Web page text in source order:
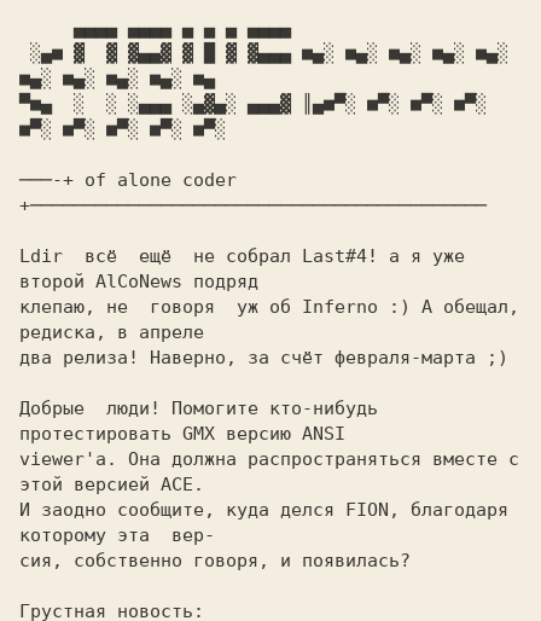
     ▄▄▄▄ ▄▄▄▄ ▄ ▄ ▄ ▄▄▄▄
■▄░ ■▄░ ■▄░ ■▄░ ■▄
▀■▄  ░  ░ ░▄▄▄ ░▄▓▄░ ▄▄▄▓ ║▄■▀░ ■▀░ ■▀░ ■▀░
■▀░ ■▀░ ■▀░ ■▀░ ■▀░
───-+ of alone coder
+──────────────────────────────────────────
Ldir  всё  ещё  не собрал Last#4! а я уже
второй AlCoNews подряд
клепаю, не  говоря  уж об Inferno :) А обещал,
редиска, в апреле
два релиза! Наверно, за счёт февраля-марта ;)
Добрые  люди! Помогите кто-нибудь
протестировать GMX версию ANSI
viewer'а. Она должна распространяться вместе с
этой версией ACE.
И заодно сообщите, куда делся FION, благодаря
которому эта  вер-
сия, собственно говоря, и появилась?
Грустная новость: